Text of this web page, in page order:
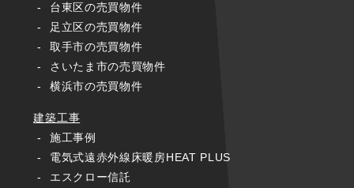
台東区の売買物件
足立区の売買物件
取手市の売買物件
さいたま市の売買物件
横浜市の売買物件
建築工事
施工事例
電気式遠赤外線床暖房HEAT PLUS
エスクロー信託